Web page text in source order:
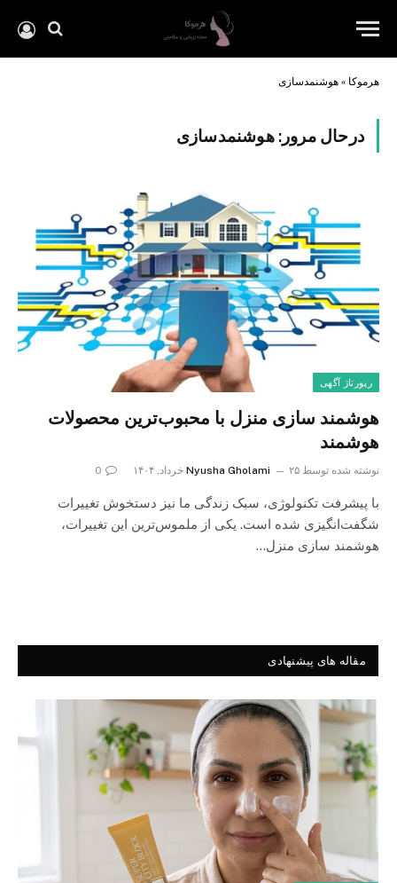
هرموکا » هوشنمدسازی
درحال مرور:هوشنمدسازی
رپورتاژ آگهی
هوشمند سازی منزل با محبوب‌ترین محصولات
هوشمند
نوشته شده توسط Nyusha Gholami ۲۵ خرداد, ۱۴۰۴ 0
با پیشرفت تکنولوژی، سبک زندگی ما نیز دستخوش تغییرات
شگفت‌انگیزی شده است. یکی از ملموس‌ترین این تغییرات،
هوشمند سازی منزل…
مقاله های پیشنهادی